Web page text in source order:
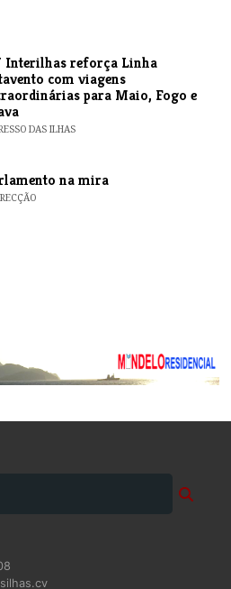
Interilhas reforça Linha
com viagens
para Maio, Fogo e
DAS ILHAS
na mira